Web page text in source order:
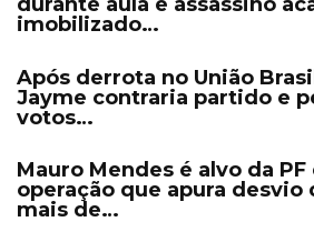
imobilizado…
Após derrota no União
Jayme contraria partido e
votos…
Mauro Mendes é alvo da PF
operação que apura desvio
mais de…